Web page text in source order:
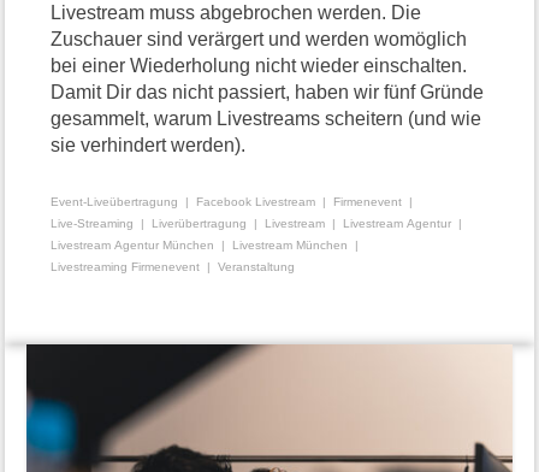
Livestream muss abgebrochen werden. Die
Zuschauer sind verärgert und werden womöglich
bei einer Wiederholung nicht wieder einschalten.
Damit Dir das nicht passiert, haben wir fünf Gründe
gesammelt, warum Livestreams scheitern (und wie
sie verhindert werden).
Event-Liveübertragung Facebook Livestream
Firmenevent
Live-Streaming
Liverübertragung Livestream
Livestream Agentur
Livestream Agentur München
Livestream München
Livestreaming Firmenevent
Veranstaltung